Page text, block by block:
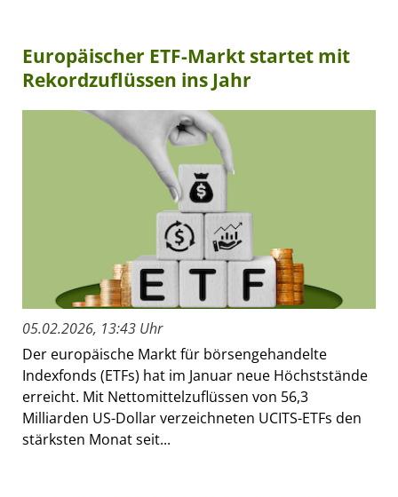
Europäischer ETF-Markt startet mit
Rekordzuflüssen ins Jahr
05.02.2026, 13:43 Uhr
Der europäische Markt für börsengehandelte
Indexfonds (ETFs) hat im Januar neue Höchststände
erreicht. Mit Nettomittelzuflüssen von 56,3
Milliarden US-Dollar verzeichneten UCITS-ETFs den
stärksten Monat seit...